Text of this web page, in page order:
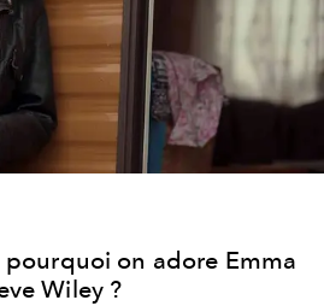
on adore Emma
Wiley ?